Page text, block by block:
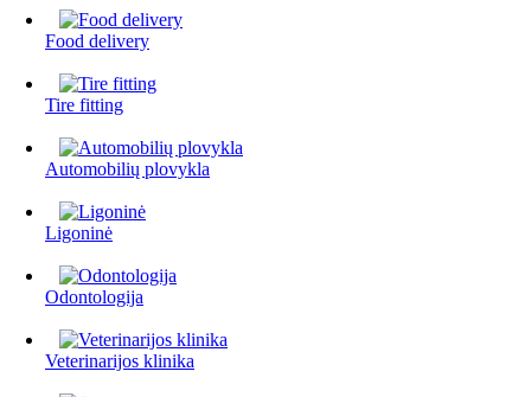
Food delivery
Tire fitting
Automobilių plovykla
Ligoninė
Odontologija
Veterinarijos klinika